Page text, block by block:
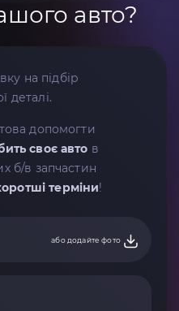
авто?
на підбір
деталі.
допомогти
своє авто в
б/в запчастин
терміни!
або додайте фото